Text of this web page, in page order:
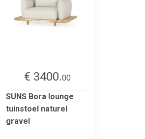
€ 3400.00
SUNS Bora lounge
tuinstoel naturel
gravel